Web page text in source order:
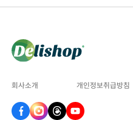
회사소개 개인정보취급방침